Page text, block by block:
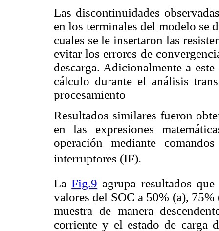
Las discontinuidades
en los terminales del modelo se
cuales se le insertaron las
evitar los errores de
descarga. Adicionalmente a
cálculo durante el análisis
procesamiento
Resultados similares fueron
en las expresiones
operación mediante
interruptores (IF).
LaFig.9 agrupa resultados
valores del SOC a 50% (a),
muestra de manera
corriente y el estado de carga